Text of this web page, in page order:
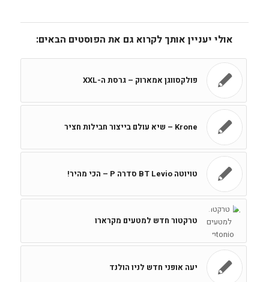
אולי יעניין אותך לקרוא גם את הפוסטים הבאים:
פולקסווגן אמארוק – גרסת ה-XXL
Krone – שיא עולם בייצור חבילות חציר
טויוטה BT Levio סדרה P – הכי מהיר!
טרקטור חדש למטעים מקרארו
יעה אופני חדש לניו הולנד